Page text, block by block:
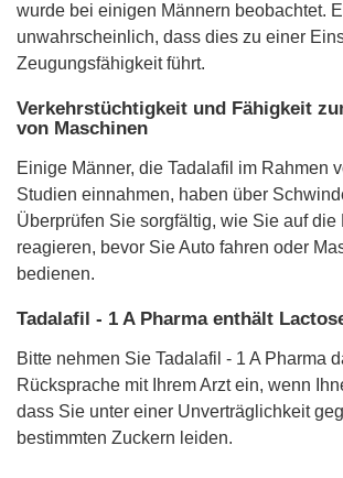
wurde bei einigen Männern beobachtet.
unwahrscheinlich, dass dies zu einer
Zeugungsfähigkeit führt.
Verkehrstüchtigkeit und Fähigkeit
von Maschinen
Einige Männer, die Tadalafil im Rahmen
Studien einnahmen, haben über
Überprüfen Sie sorgfältig, wie Sie auf die
reagieren, bevor Sie Auto fahren oder
bedienen.
Tadalafil - 1 A Pharma enthält
Bitte nehmen Sie Tadalafil - 1 A Pharma
Rücksprache mit Ihrem Arzt ein, wenn
dass Sie unter einer Unverträglichkeit
bestimmten Zuckern leiden.